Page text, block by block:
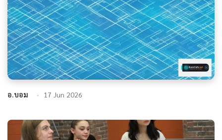
อ.บอม 17 Jun 2026